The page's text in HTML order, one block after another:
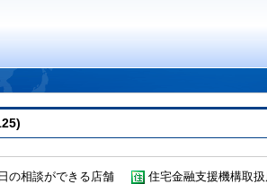
の相談ができる店舗 住宅金融支援機構取扱